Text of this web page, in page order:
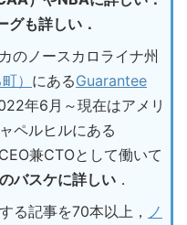
グも詳しい．
のノースカロライナ州
） にあるGuarantee
年6月～現在はアメリ
ペルヒルにある
兼CTOとして働いて
バスケに詳しい ．
る記事を70本以上， ノ